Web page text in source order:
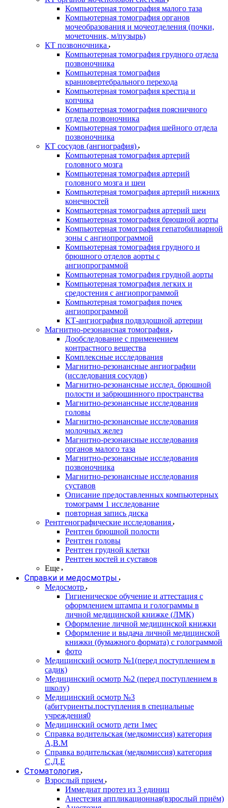
Компьютерная томография малого таза
Компьютерная томография органов
мочеобразования и мочеотделения (почки,
мочеточник, м/пузырь)
КТ позвоночника
Компьютерная томография грудного отдела
позвоночника
Компьютерная томография
краниовертебрального перехода
Компьютерная томография крестца и
копчика
Компьютерная томография поясничного
отдела позвоночника
Компьютерная томография шейного отдела
позвоночника
КТ сосудов (ангиография)
Компьютерная томография артерий
головного мозга
Компьютерная томография артерий
головного мозга и шеи
Компьютерная томография артерий нижних
конечностей
Компьютерная томография артерий шеи
Компьютерная томография брюшной аорты
Компьютерная томография гепатобилиарной
зоны с ангиопрограммой
Компьютерная томография грудного и
брюшного отделов аорты с
ангиопрограммой
Компьютерная томография грудной аорты
Компьютерная томография легких и
средостения с ангиопрограммой
Компьютерная томография почек
ангиопрограммой
КТ-ангиография подвздошной артерии
Магнитно-резонансная томография
Дообследование с применением
контрастного вещества
Комплексные исследования
Магнитно-резонансные ангиографии
(исследования сосудов)
Магнитно-резонансные исслед. брюшной
полости и забрюшинного пространства
Магнитно-резонансные исследования
головы
Магнитно-резонансные исследования
молочных желез
Магнитно-резонансные исследования
органов малого таза
Магнитно-резонансные исследования
позвоночника
Магнитно-резонансные исследования
суставов
Описание предоставленных компьютерных
томограмм 1 исследование
повторная запись диска
Рентгенографические исследования
Рентген брюшной полости
Рентген головы
Рентген грудной клетки
Рентген костей и суставов
Еще
Справки и медосмотры
Медосмотр
Гигиеническое обучение и аттестация с
оформлением штампа и голограммы в
личной медицинской книжке (ЛМК)
Оформление личной медицинской книжки
Оформление и выдача личной медицинской
книжки (бумажного формата) с голограммой
фото
Медицинский осмотр №1(перед поступлением в
садик)
Медицинский осмотр №2 (перед поступлением в
школу)
Медицинский осмотр №3
(абитуриенты.поступления в специальные
учреждения0
Медицинский осмотр дети 1мес
Справка водительская (медкомиссия) категория
А,В.М
Справка водительская (медкомиссия) категория
С,Д,Е
Стоматология
Взрослый прием
Иммедиат протез из 3 единиц
Анестезия аппликационная(взрослый приём)